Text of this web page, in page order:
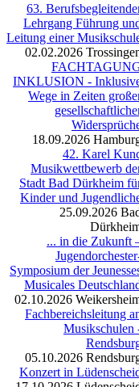
63.
Lehrgang Führung
Leitung einer
02.02.2026
INKLUSION -
Wege in Zeiten
18.09.2026
42. Karel
Musikwettbewerb
Stadt Bad Dürkheim
Kinder und
25.09.2026
... in die Zukunft
Symposium der
Musicales
02.10.2026
Fachbereichsleitung
Musikschulen
05.10.2026
Konzert in